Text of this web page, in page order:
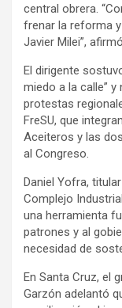
central obrera.
frenar la reforma
Javier Milei”,
El dirigente
miedo a la calle”
protestas
FreSU, que
Aceiteros y las
al Congreso.
Daniel Yofra,
Complejo
una herramienta
patrones y al
necesidad de
En Santa Cruz, el
Garzón adelantó